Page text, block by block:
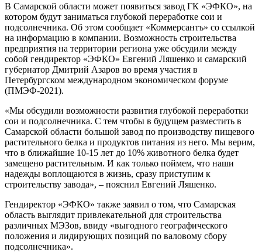
В Самарской области может появиться завод ГК «ЭФКО», на
котором будут заниматься глубокой переработке сои и
подсолнечника. Об этом сообщает «Коммерсантъ» со ссылкой
на информацию в компании. Возможность строительства
предприятия на территории региона уже обсудили между
собой гендиректор «ЭФКО» Евгений Ляшенко и самарский
губернатор Дмитрий Азаров во время участия в
Петербургском международном экономическом форуме
(ПМЭФ-2021).
«Мы обсудили возможности развития глубокой переработки
сои и подсолнечника. С тем чтобы в будущем разместить в
Самарской области большой завод по производству пищевого
растительного белка и продуктов питания из него. Мы верим,
что в ближайшие 10-15 лет до 10% животного белка будет
замещено растительным. И как только поймем, что наши
надежды воплощаются в жизнь, сразу приступим к
строительству завода», – пояснил Евгений Ляшенко.
Гендиректор «ЭФКО» также заявил о том, что Самарская
область выглядит привлекательной для строительства
различных МЭЗов, ввиду «выгодного географического
положения и лидирующих позиций по валовому сбору
подсолнечника».